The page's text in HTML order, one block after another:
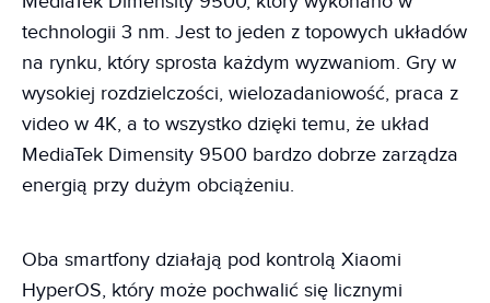
technologii 3 nm. Jest to jeden z topowych układów
na rynku, który sprosta każdym wyzwaniom. Gry w
wysokiej rozdzielczości, wielozadaniowość, praca z
video w 4K, a to wszystko dzięki temu, że układ
MediaTek Dimensity 9500 bardzo dobrze zarządza
energią przy dużym obciążeniu.
Oba smartfony działają pod kontrolą Xiaomi
HyperOS, który może pochwalić się licznymi